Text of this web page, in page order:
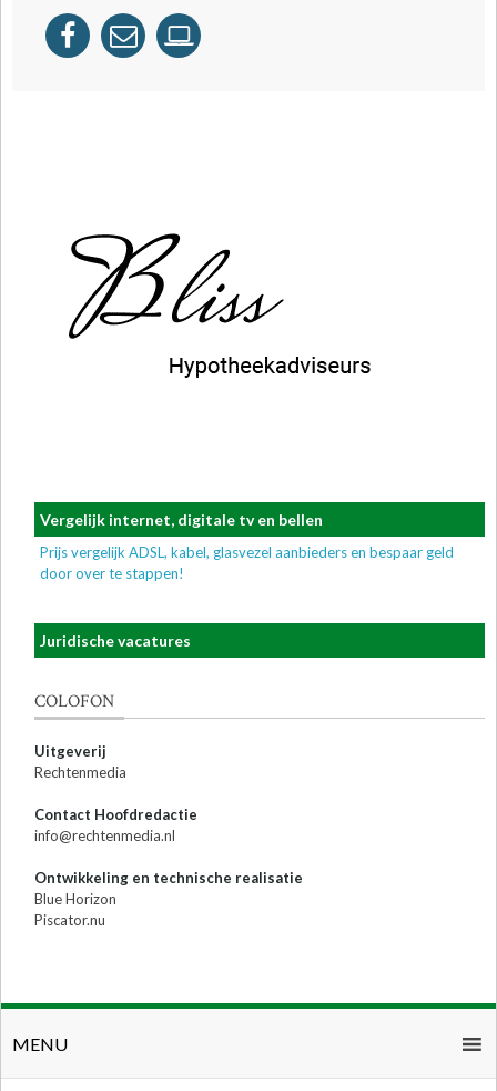
Vergelijk internet, digitale tv en bellen
Prijs vergelijk ADSL, kabel, glasvezel aanbieders en bespaar geld
door over te stappen!
Juridische vacatures
COLOFON
Uitgeverij
Rechtenmedia
Contact Hoofdredactie
info@rechtenmedia.nl
Ontwikkeling en technische realisatie
Blue Horizon
Piscator.nu
MENU